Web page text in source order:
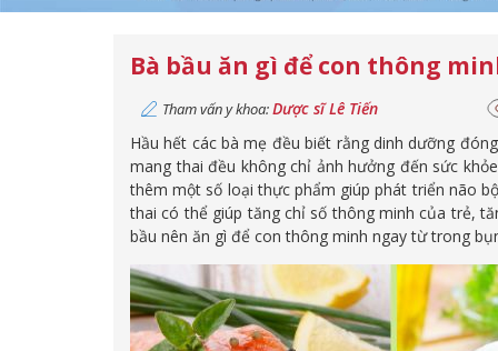
Bà bầu ăn gì để con thông
Tham vấn y khoa:Dược sĩ Lê Tiến
Hầu hết các bà mẹ đều biết rằng dinh dưỡng
mang thai đều không chỉ ảnh hưởng đến sức
thêm một số loại thực phẩm giúp phát triển não
thai có thể giúp tăng chỉ số thông minh của trẻ,
bầu nên ăn gì để con thông minh ngay từ trong